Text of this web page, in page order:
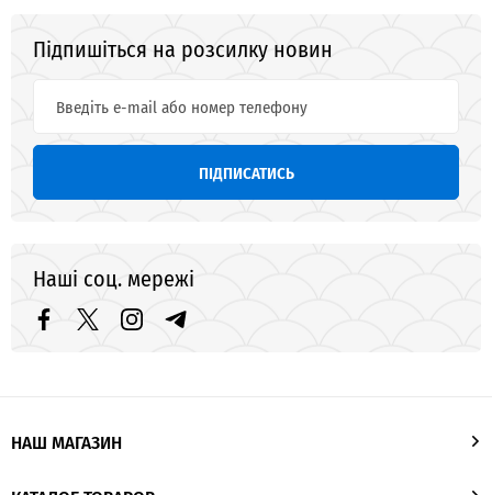
Підпишіться на розсилку новин
ПІДПИСАТИСЬ
Наші соц. мережі
НАШ МАГАЗИН